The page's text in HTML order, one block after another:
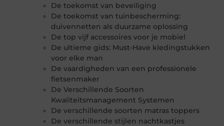
De toekomst van beveiliging
De toekomst van tuinbescherming:
duivennetten als duurzame oplossing
De top vijf accessoires voor je mobiel
De ultieme gids: Must-Have kledingstukken
voor elke man
De vaardigheden van een professionele
fietsenmaker
De Verschillende Soorten
Kwaliteitsmanagement Systemen
De verschillende soorten matras toppers
De verschillende stijlen nachtkastjes